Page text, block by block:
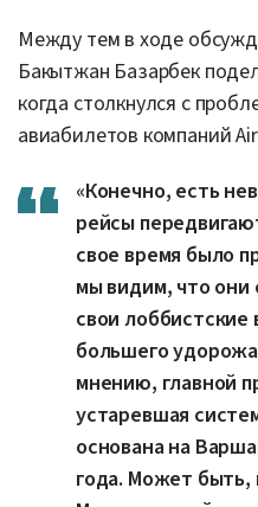
Между тем в ходе
Бакытжан Базарбек
когда столкнулся с
авиабилетов компаний
«Конечно, есть
рейсы
свое время было
мы видим, что они
свои
большего
мнению, главной
устаревшая
основана на
года. Может